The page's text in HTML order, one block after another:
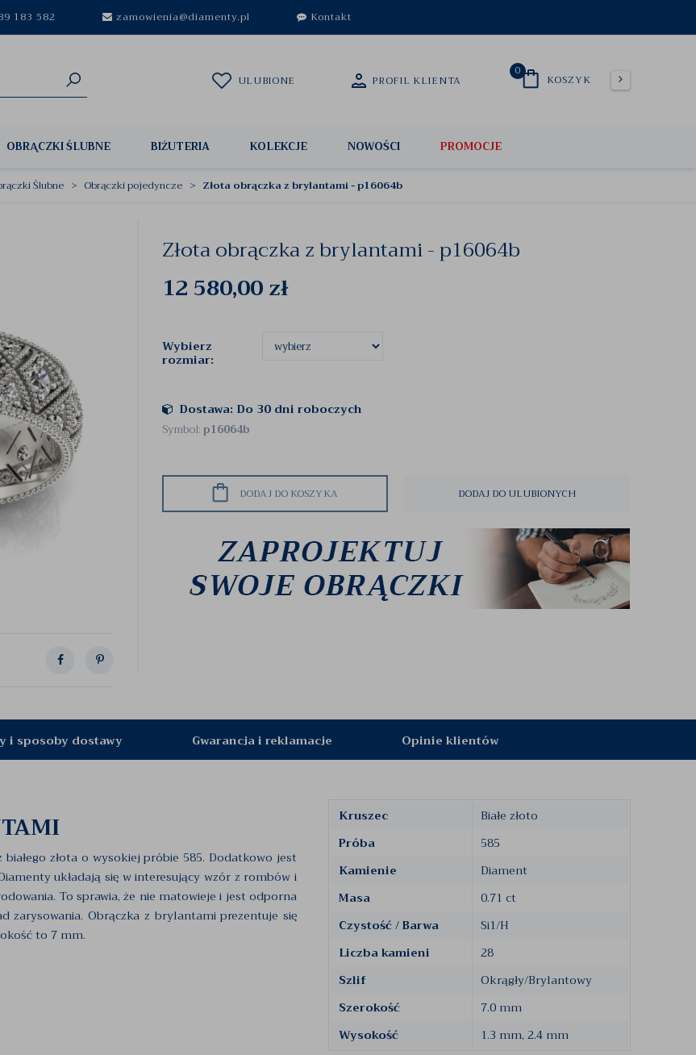
183 582 zamowienia@diamenty.pl Kontakt
0
KOSZYK
ULUBIONE PROFIL KLIENTA
OBRĄCZKI ŚLUBNE BIŻUTERIA KOLEKCJE NOWOŚCI PROMOCJE
Ślubne Obrączki pojedyncze Złota obrączka z brylantami - p16064b
Złota obrączka z brylantami - p16064b
12 580,00zł
Wybierz
rozmiar:
Dostawa: Do 30 dni roboczych
Symbol:p16064b
DODAJ DO KOSZYKA DODAJ DO ULUBIONYCH
i sposoby dostawy Gwarancja i reklamacje Opinie klientów
złota o wysokiej próbie 585. Dodatkowo jest
układają się w interesujący wzór z rombów i
To sprawia, że nie matowieje i jest odporna
zarysowania. Obrączka z brylantami prezentuje się
to 7 mm.
Kruszec
Białe złoto
Próba
585
Kamienie
Diament
Masa
0.71 ct
Czystość / Barwa
Si1/H
Liczba kamieni
28
Szlif
Okrągły/Brylantowy
Szerokość
7.0 mm
Wysokość
1.3 mm, 2.4 mm